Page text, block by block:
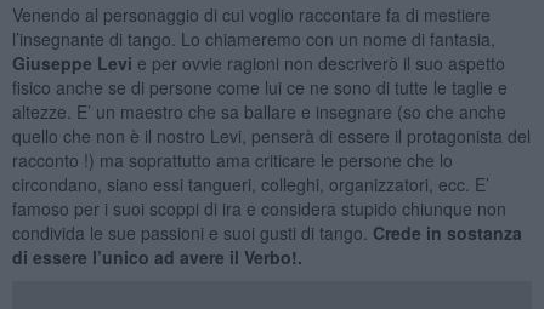
Venendo al personaggio di cui voglio raccontare fa di mestiere
l’insegnante di tango. Lo chiameremo con un nome di fantasia,
Giuseppe Levi e per ovvie ragioni non descriverò il suo aspetto
fisico anche se di persone come lui ce ne sono di tutte le taglie e
altezze. E’ un maestro che sa ballare e insegnare (so che anche
quello che non è il nostro Levi, penserà di essere il protagonista del
racconto !) ma soprattutto ama criticare le persone che lo
circondano, siano essi tangueri, colleghi, organizzatori, ecc. E’
famoso per i suoi scoppi di ira e considera stupido chiunque non
condivida le sue passioni e suoi gusti di tango. Crede in sostanza
di essere l’unico ad avere il Verbo!.